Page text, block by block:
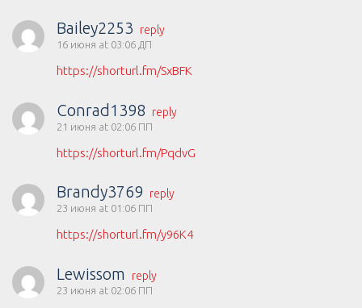
Bailey2253 reply
16 июня at 03:06 ДП
https://shorturl.fm/SxBFK
Conrad1398 reply
21 июня at 02:06 ПП
https://shorturl.fm/PqdvG
Brandy3769 reply
23 июня at 01:06 ПП
https://shorturl.fm/y96K4
Lewissom reply
23 июня at 02:06 ПП